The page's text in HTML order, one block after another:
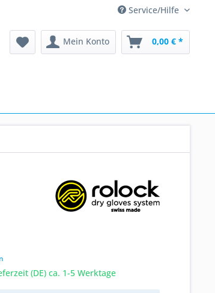
Service/Hilfe
Mein Konto 0,00 € *
(DE) ca. 1-5 Werktage